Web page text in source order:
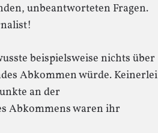
unbeantworteten Fragen.
beispielsweise nichts über
Abkommen würde. Keinerlei
an der
Abkommens waren ihr